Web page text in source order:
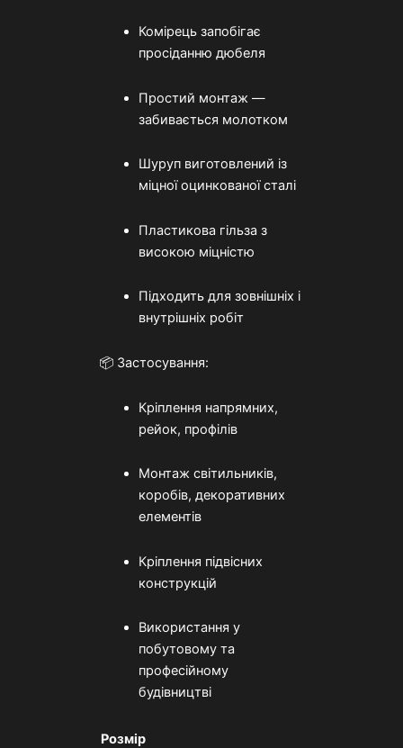
Комірець запобігає
просіданню дюбеля
Простий монтаж —
забивається молотком
Шуруп виготовлений із
міцної оцинкованої сталі
Пластикова гільза з
високою міцністю
Підходить для зовнішніх і
внутрішніх робіт
📦 Застосування:
Кріплення напрямних,
рейок, профілів
Монтаж світильників,
коробів, декоративних
елементів
Кріплення підвісних
конструкцій
Використання у
побутовому та
професійному
будівництві
Розмір